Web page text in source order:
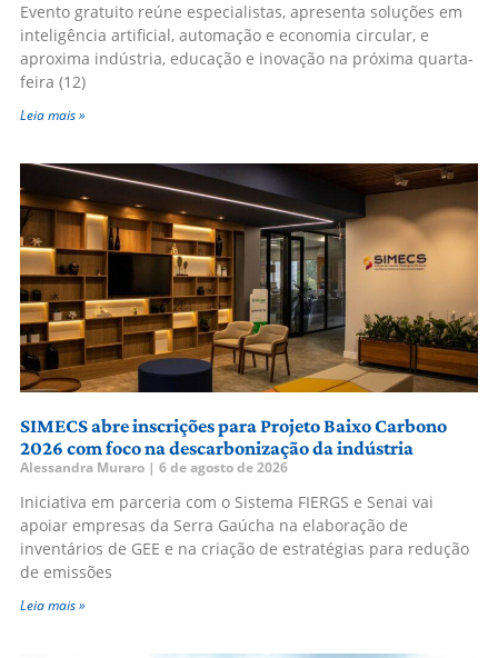
Evento gratuito reúne especialistas, apresenta soluções em
inteligência artificial, automação e economia circular, e
aproxima indústria, educação e inovação na próxima quarta-
feira (12)
Leia mais »
SIMECS abre inscrições para Projeto Baixo Carbono
2026 com foco na descarbonização da indústria
Alessandra Muraro 6 de agosto de 2026
Iniciativa em parceria com o Sistema FIERGS e Senai vai
apoiar empresas da Serra Gaúcha na elaboração de
inventários de GEE e na criação de estratégias para redução
de emissões
Leia mais »